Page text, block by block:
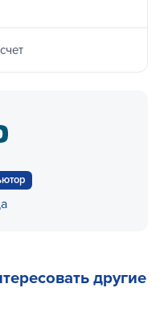
другие